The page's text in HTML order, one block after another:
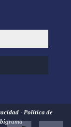
· Política de